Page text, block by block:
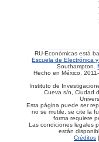
RU-Económicas está
Escuela de Electrónica
Southampton.
Hecho en México,
Instituto de
Cueva s/n, Ciudad
Esta página puede ser
no se mutile, se cite la
forma requiere
Las condiciones legales
están
Créditos|